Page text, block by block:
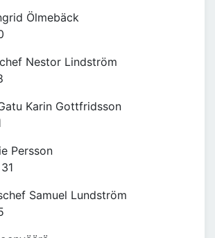
Ölmebäck
Nestor Lindström
Karin Gottfridsson
Persson
Samuel Lundström